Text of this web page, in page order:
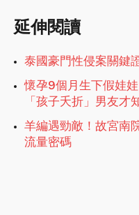
延伸閱讀
泰國豪門性侵案關鍵
懷孕9個月生下假娃
「孩子夭折」男友才
羊編遇勁敵！故宮南
流量密碼